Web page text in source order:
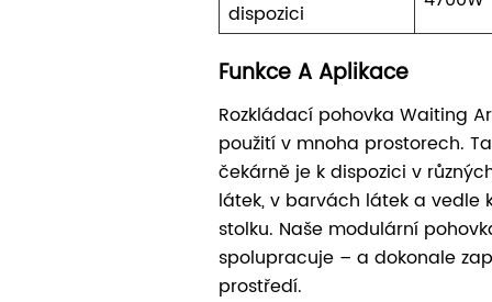
dispozici
Funkce A Aplikace
Rozkládací pohovka Waiting
použití v mnoha prostorech.
čekárně je k dispozici v
látek, v barvách látek a vedle
stolku. Naše modulární
spolupracuje – a dokonale
prostředí.